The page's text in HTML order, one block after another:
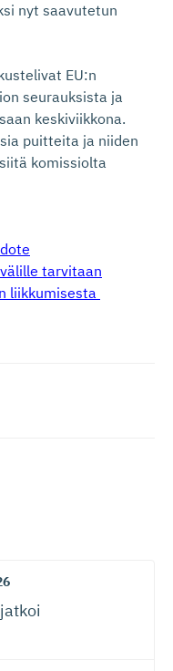
nyt saavutetun
EU:n
seurauksista ja
keskiviikkona.
puitteita ja niiden
komissiolta
tarvitaan
liikkumisesta